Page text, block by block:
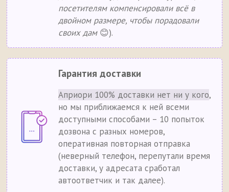
посетителям компенсировали всё в
двойном размере, чтобы порадовали
своих дам😊).
Гарантия доставки
Априори 100% доставки нет ни у кого,
но мы приближаемся к ней всеми
доступными способами – 10 попыток
дозвона с разных номеров,
оперативная повторная отправка
(неверный телефон, перепутали время
доставки, у адресата сработал
автоответчик и так далее).